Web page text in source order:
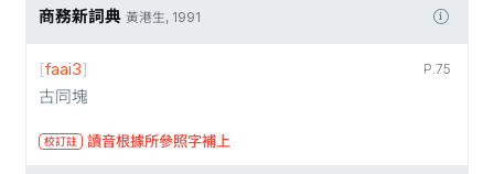
商務新詞典 黃港生, 1991
P.75
[faai3]
古同塊
校訂註 讀音根據所參照字補上